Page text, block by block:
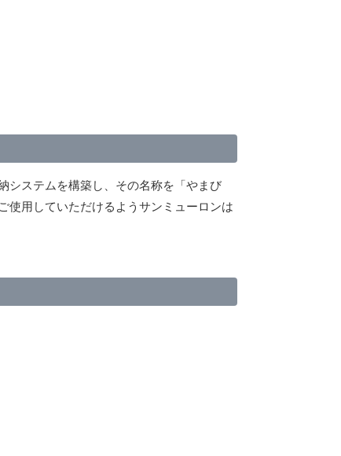
システムを構築し、その名称を「やまび
使用していただけるようサンミューロンは